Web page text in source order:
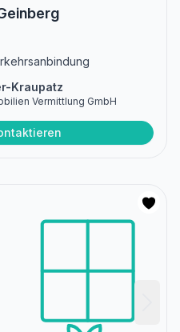
Kraupatz
Vermittlung GmbH